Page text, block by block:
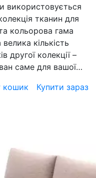
використовується
тканин для
кольорова гама
кількість
другої колекції –
саме для вашої…
кошик Купити зараз